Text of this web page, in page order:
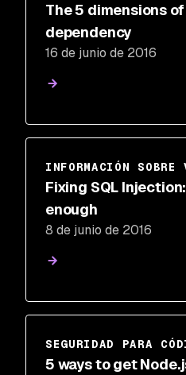
The 5 dimensions
dependency
16 de junio de 2016
INFORMACIÓN SOBRE
Fixing SQL
enough
8 de junio de 2016
SEGURIDAD PARA
5 ways to get